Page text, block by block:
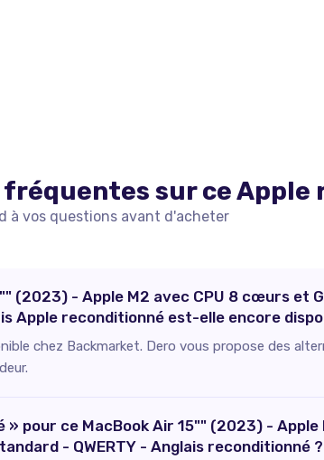
sur ceApple
à vos questions avant d'acheter
(2023) - Apple M2 avec CPU 8 cœurs et
Apple reconditionné est-elle encore
chez Backmarket. Dero vous propose des
» pour ce MacBook Air 15"" (2023) -
- QWERTY - Anglais reconditionné ?